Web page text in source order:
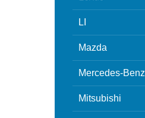
LI
Mazda
Mercedes-Benz
Mitsubishi